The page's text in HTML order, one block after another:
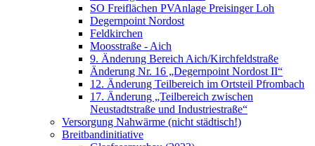
SO Freiflächen PV­Anlage Preisinger Loh
Degernpoint Nordost
Feldkirchen
Moosstraße - Aich
9. Änderung Bereich Aich/Kirchfeldstraße
Änderung Nr. 16 „Degernpoint Nordost II“
12. Änderung Teilbereich im Ortsteil Pfrombach
17. Änderung „Teilbereich zwischen
Neustadtstraße und Industriestraße“
Versorgung Nahwärme (nicht städtisch!)
Breitbandinitiative